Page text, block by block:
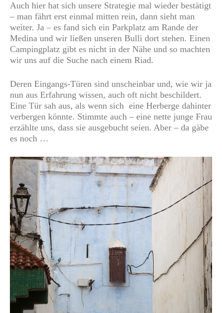
Auch hier hat sich unsere Strategie mal wieder bestätigt
– man fährt erst einmal mitten rein, dann sieht man
weiter. Ja – es fand sich ein Parkplatz am Rande der
Medina und wir ließen unseren Bulli dort stehen. Einen
Campingplatz gibt es nicht in der Nähe und so machten
wir uns auf die Suche nach einem Riad.
Deren Eingangs-Türen sind unscheinbar und, wie wir ja
nun aus Erfahrung wissen, auch oft nicht beschildert.
Eine Tür sah aus, als wenn sich eine Herberge dahinter
verbergen könnte. Stimmte auch – eine nette junge Frau
erzählte uns, dass sie ausgebucht seien. Aber – da gäbe
es noch …